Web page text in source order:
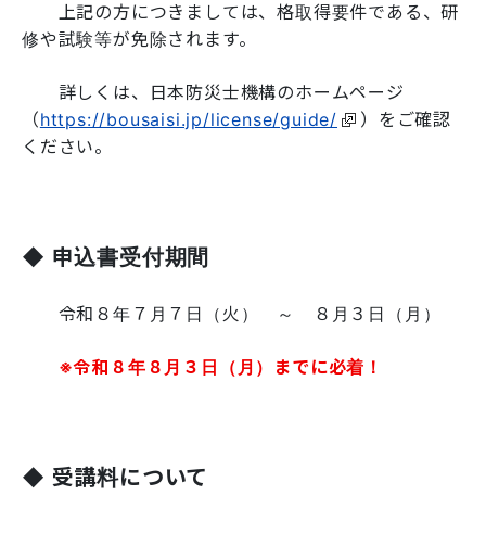
上記の方につきましては、格取得要件である、研
修や試験等が免除されます。
詳しくは、日本防災士機構のホームページ
（https://bousaisi.jp/license/guide/
）をご確認
ください。
◆ 申込書受付期間
令和８年７月７日（火） ～ ８月３日（月）
※令和８年８月３日（月）までに必着！
◆ 受講料について